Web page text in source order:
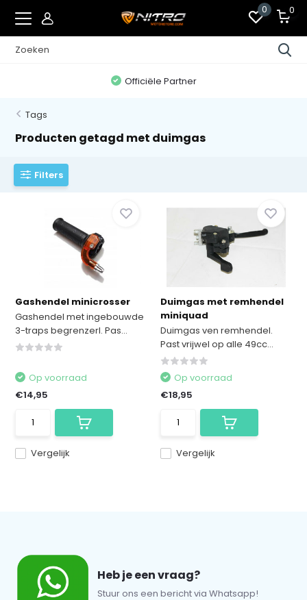
0 0
Officiële Partner
Tags
Producten getagd met duimgas
Filters
Gashendel minicrosser
Gashendel met ingebouwde
3-traps begrenzerl. Pas...
Vergelijk
Op voorraad
€14,95
Duimgas met remhendel
miniquad
Duimgas ven remhendel.
Past vrijwel op alle 49cc...
Vergelijk
Op voorraad
€18,95
Heb je een vraag?
Stuur ons een bericht via Whatsapp!